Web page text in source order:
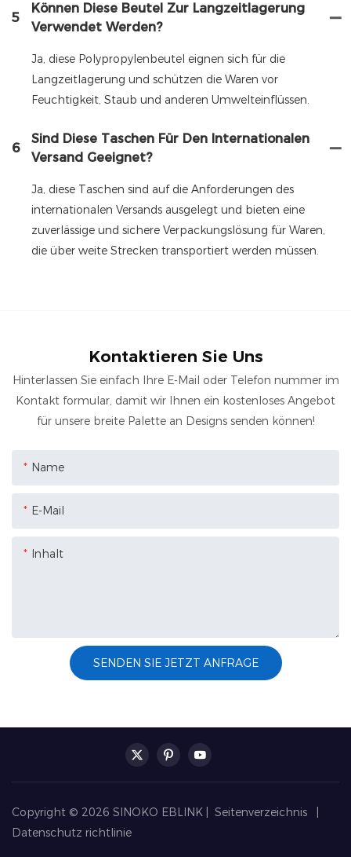
5
Können Diese Beutel Zur Langzeitlagerung
Verwendet Werden?
Ja, diese Polypropylenbeutel eignen sich für die
Langzeitlagerung und schützen die Waren vor
Feuchtigkeit, Staub und anderen Umwelteinflüssen.
6
Sind Diese Taschen Für Den Internationalen
Versand Geeignet?
Ja, diese Taschen sind auf die Anforderungen des
internationalen Versands ausgelegt und bieten eine
zuverlässige und sichere Verpackungslösung für Waren,
die über weite Strecken transportiert werden müssen.
Kontaktieren Sie Uns
Hinterlassen Sie einfach Ihre E-Mail oder Telefon nummer im
Kontakt formular, damit wir Ihnen ein kostenloses Angebot
für unsere breite Palette an Designs senden können!
Name
E-Mail
Inhalt
SENDEN SIE JETZT ANFRAGE
Copyright © 2026 SINOKO EBLINK | Seitenverzeichnis
Datenschutz richtlinie